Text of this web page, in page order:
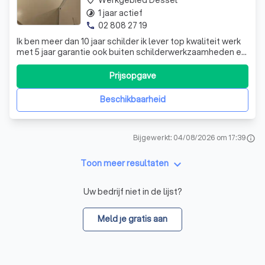
Ik ben meer dan 10 jaar schilder ik lever top kwaliteit werk
met 5 jaar garantie ook buiten schilderwerkzaamheden en
ook binnen schilderwerkzaamheden dus u kunt mij gerust
gaan bellen of mailen kan ik altijd een offerte aanmaken
en een begin datum afspreken tot dan
Beschikbaarheid
Prijsopgave
timelapse 1 jaar actief
phone 02 808 27 19
Bijgewerkt: 04/08/2026 om 17:39info
Toon meer resultaten keyboard_arrow_down
Uw bedrijf niet in de lijst?
Meld je gratis aan